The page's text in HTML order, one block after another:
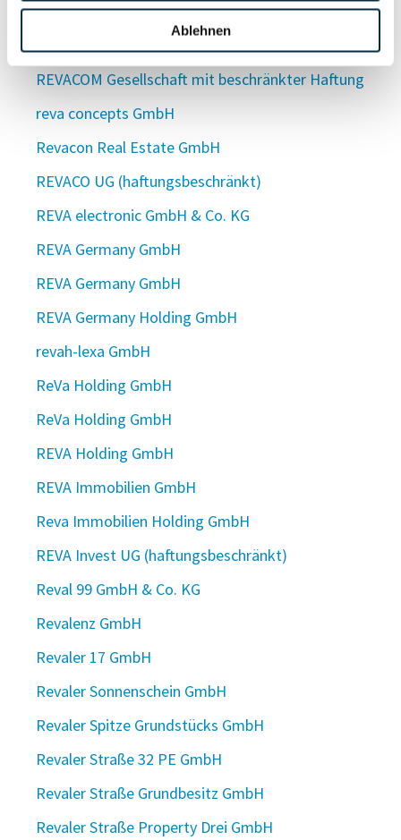
Ablehnen
revac GmbH
Revach GmbH
REVACOM Gesellschaft mit beschränkter Haftung
reva concepts GmbH
Revacon Real Estate GmbH
REVACO UG (haftungsbeschränkt)
REVA electronic GmbH & Co. KG
REVA Germany GmbH
REVA Germany GmbH
REVA Germany Holding GmbH
revah-lexa GmbH
ReVa Holding GmbH
ReVa Holding GmbH
REVA Holding GmbH
REVA Immobilien GmbH
Reva Immobilien Holding GmbH
REVA Invest UG (haftungsbeschränkt)
Reval 99 GmbH & Co. KG
Revalenz GmbH
Revaler 17 GmbH
Revaler Sonnenschein GmbH
Revaler Spitze Grundstücks GmbH
Revaler Straße 32 PE GmbH
Revaler Straße Grundbesitz GmbH
Revaler Straße Property Drei GmbH